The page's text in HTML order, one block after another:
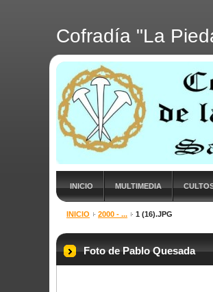
Cofradía "La
INICIO MULTIMEDIA
INICIO 2000 - ... 1 (16).JPG
Foto de Pablo Quesada